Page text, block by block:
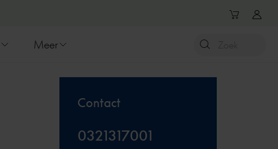
Meer
Contact
0321317001